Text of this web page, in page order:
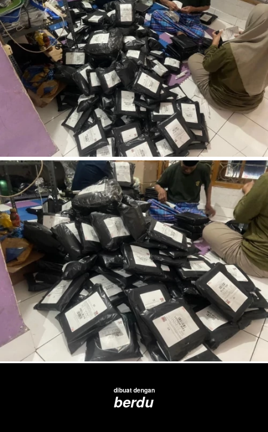
dibuat dengan
berdu